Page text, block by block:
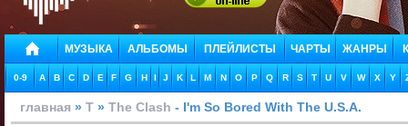
МУЗЫКА АЛЬБОМЫ ПЛЕЙЛИСТЫ ЧАРТЫ ЖАНРЫ
0-9 A B C D E F G H I J K L M N O P Q R S T U V W X Y
главная » T » The Clash - I'm So Bored With The U.S.A.